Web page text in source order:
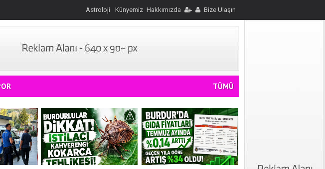
Astroloji Künyemiz Hakkımızda Bize Ulaşın
TÜMÜ